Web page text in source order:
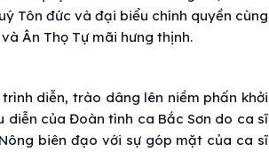
Tôn đức và đại biểu chính quyền cùng
Ân Thọ Tự mãi hưng thịnh.
diễn, trào dâng lên niềm phấn khởi
diễn của Đoàn tình ca Bắc Sơn do ca sĩ
biên đạo với sự góp mặt của ca sĩ